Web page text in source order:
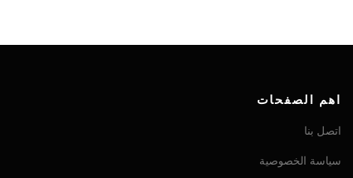
اهم الصفحات
اتصل بنا
سياسة الخصوصية